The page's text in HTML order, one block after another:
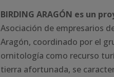
BIRDING ARAGÓN es un
Asociación de empresarios
Aragón, coordinado por el
ornitología como recurso
tierra afortunada, se